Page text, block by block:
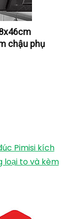
chậu phụ
Pimisi kích
to và kèm